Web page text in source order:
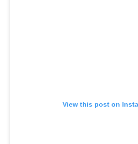
View this post on